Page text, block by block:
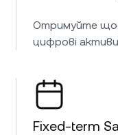
Отримуйте
цифрові
Fixed-term